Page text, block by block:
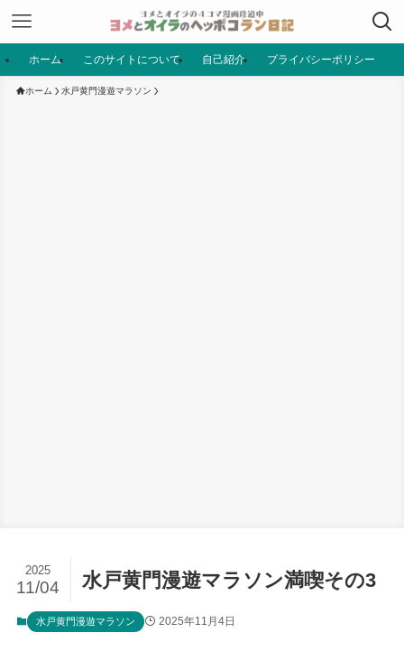
ホーム このサイトについて 自己紹介 プライバシーポリシー
ホーム 水戸黄門漫遊マラソン
水戸黄門漫遊マラソン満喫その3
2025
11/04
水戸黄門漫遊マラソン 2025年11月4日